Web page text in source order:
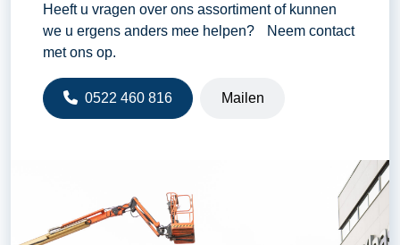
Heeft u vragen over ons assortiment of kunnen
we u ergens anders mee helpen? Neem contact
met ons op.
0522 460 816 Mailen